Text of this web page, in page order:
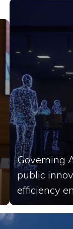
Governing
public
efficiency